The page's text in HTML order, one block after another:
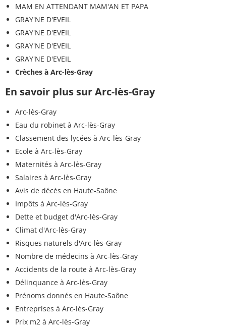
MAM EN ATTENDANT MAM'AN ET PAPA
GRAY'NE D'EVEIL
GRAY'NE D'EVEIL
GRAY'NE D'EVEIL
GRAY'NE D'EVEIL
Crèches à Arc-lès-Gray
En savoir plus sur Arc-lès-Gray
Arc-lès-Gray
Eau du robinet à Arc-lès-Gray
Classement des lycées à Arc-lès-Gray
Ecole à Arc-lès-Gray
Maternités à Arc-lès-Gray
Salaires à Arc-lès-Gray
Avis de décès en Haute-Saône
Impôts à Arc-lès-Gray
Dette et budget d'Arc-lès-Gray
Climat d'Arc-lès-Gray
Risques naturels d'Arc-lès-Gray
Nombre de médecins à Arc-lès-Gray
Accidents de la route à Arc-lès-Gray
Délinquance à Arc-lès-Gray
Prénoms donnés en Haute-Saône
Entreprises à Arc-lès-Gray
Prix m2 à Arc-lès-Gray